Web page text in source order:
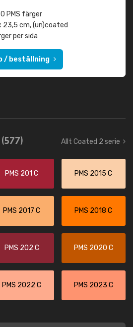
PMS färger
23,5 cm, (un)coated
per sida
/ beställning
(577) Allt Coated 2 serie
PMS 201 C PMS 2015 C
PMS 2017 C PMS 2018 C
PMS 202 C PMS 2020 C
PMS 2022 C PMS 2023 C